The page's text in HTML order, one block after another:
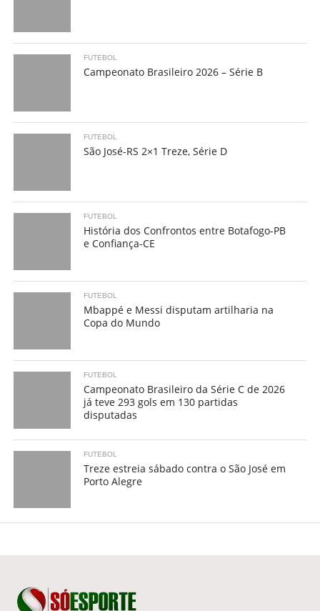
FUTEBOL
Campeonato Brasileiro 2026 – Série B
FUTEBOL
São José-RS 2×1 Treze, Série D
FUTEBOL
História dos Confrontos entre Botafogo-PB
e Confiança-CE
FUTEBOL
Mbappé e Messi disputam artilharia na
Copa do Mundo
FUTEBOL
Campeonato Brasileiro da Série C de 2026
já teve 293 gols em 130 partidas
disputadas
FUTEBOL
Treze estreia sábado contra o São José em
Porto Alegre